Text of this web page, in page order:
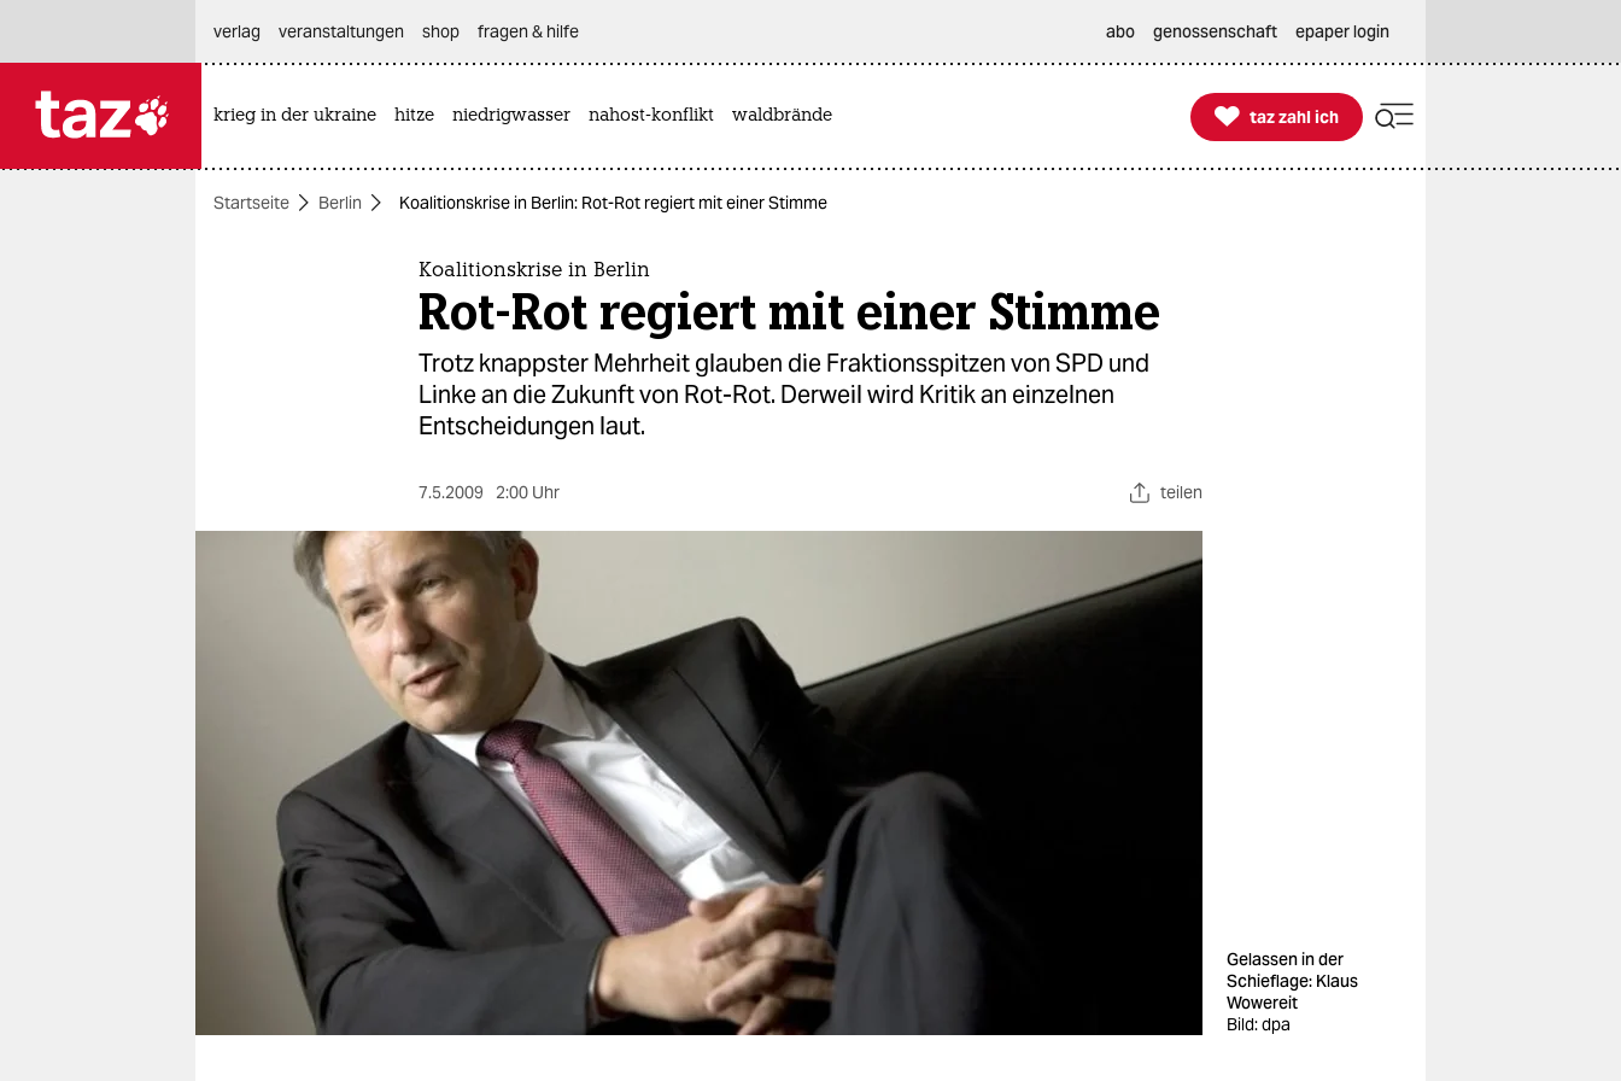
themen
veranstaltungen
fragen & hilfe
unterstützen
genossenschaft
verlag
veranstaltungen shop fragen & hilfe abo genossenschaft epaper login
krieg in der ukraine hitze niedrigwasser nahost-konflikt waldbrände 
taz zahl ich
taz zahl ich
Startseite Berlin Koalitionskrise in Berlin: Rot-Rot regiert mit einer Stimme
Koalitionskrise in Berlin
Rot-Rot regiert mit einer Stimme
Trotz knappster Mehrheit glauben die Fraktionsspitzen von SPD und
Linke an die Zukunft von Rot-Rot. Derweil wird Kritik an einzelnen
Entscheidungen laut.
7.5.2009 2:00 Uhr teilen
Gelassen in der
Schieflage: Klaus
Wowereit
Bild: dpa